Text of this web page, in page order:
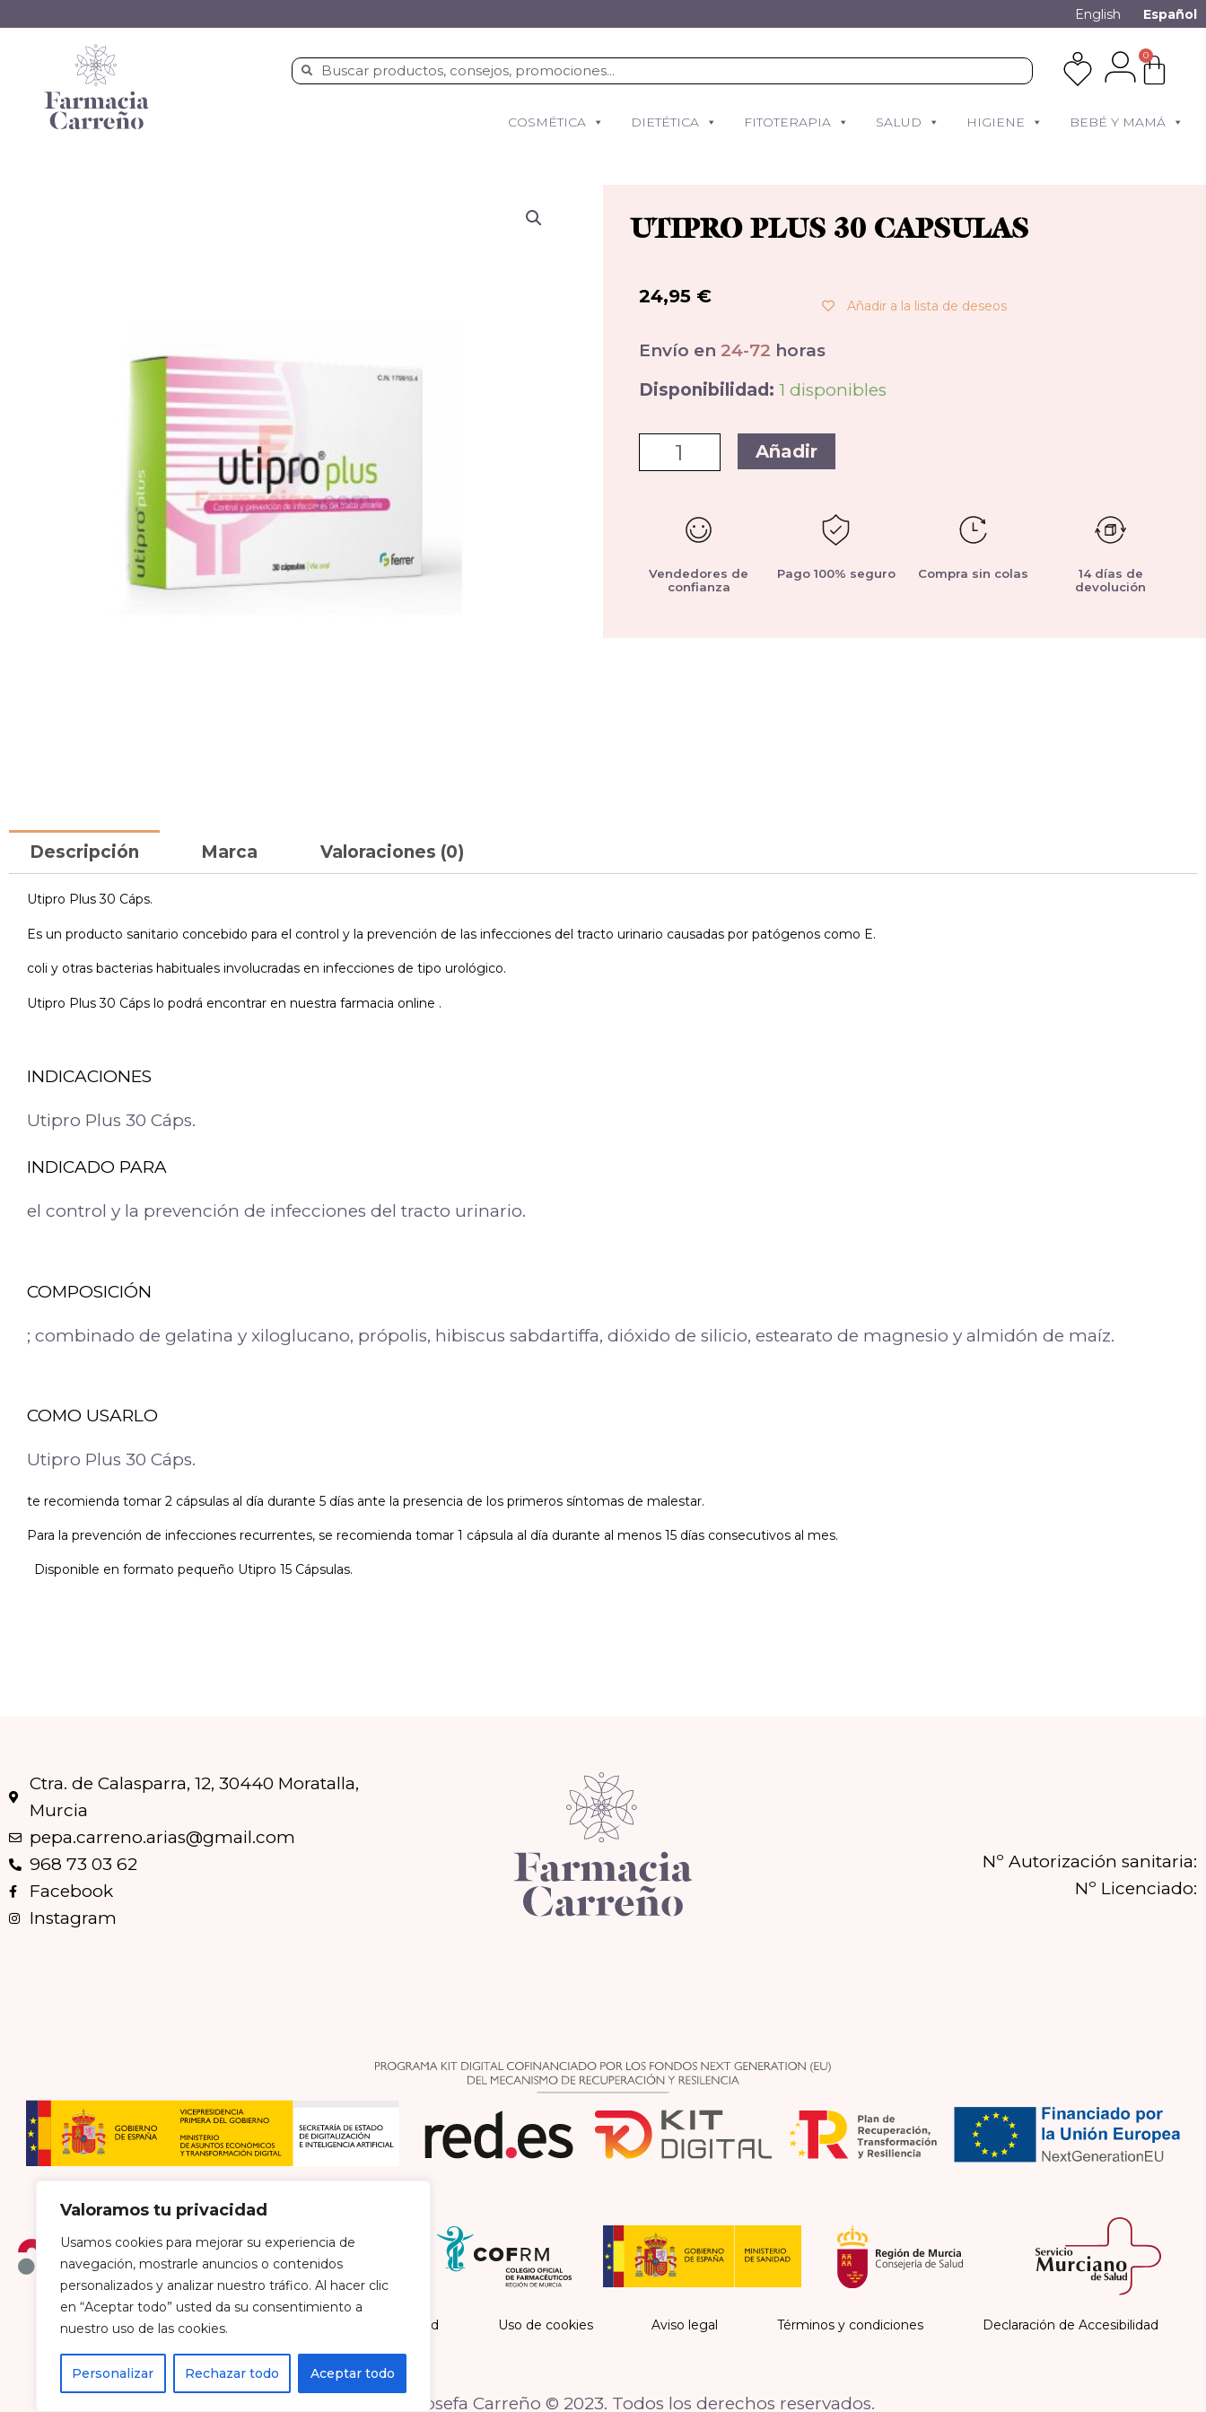
Valoramos tu privacidad
Usamos cookies para mejorar su experiencia de
navegación, mostrarle anuncios o contenidos
personalizados y analizar nuestro tráfico. Al hacer clic
en “Aceptar todo” usted da su consentimiento a
nuestro uso de las cookies.
Personalizar Rechazar todo Aceptar todo
English Español
0
COSMÉTICA DIETÉTICA FITOTERAPIA SALUD HIGIENE BEBÉ Y MAMÁ
UTIPRO PLUS 30 CAPSULAS
24,95 € Añadir a la lista de deseos
Envío en 24-72 horas
Disponibilidad: 1 disponibles
Añadir
Vendedores de
confianza
Pago 100% seguro Compra sin colas
14 días de
devolución
Descripción Marca Valoraciones (0)
Utipro Plus 30 Cáps.
Es un producto sanitario concebido para el control y la prevención de las infecciones del tracto urinario causadas por patógenos como E.
coli y otras bacterias habituales involucradas en infecciones de tipo urológico.
Utipro Plus 30 Cáps lo podrá encontrar en nuestra farmacia online .
INDICACIONES
Utipro Plus 30 Cáps.
INDICADO PARA
el control y la prevención de infecciones del tracto urinario.
COMPOSICIÓN
; combinado de gelatina y xiloglucano, própolis, hibiscus sabdartiffa, dióxido de silicio, estearato de magnesio y almidón de maíz.
COMO USARLO
Utipro Plus 30 Cáps.
te recomienda tomar 2 cápsulas al día durante 5 días ante la presencia de los primeros síntomas de malestar.
Para la prevención de infecciones recurrentes, se recomienda tomar 1 cápsula al día durante al menos 15 días consecutivos al mes.
Disponible en formato pequeño Utipro 15 Cápsulas.
Ctra. de Calasparra, 12, 30440 Moratalla,
Murcia
pepa.carreno.arias@gmail.com
968 73 03 62
Facebook
Instagram
Nº Autorización sanitaria:
Nº Licenciado:
Política de envío y devoluciones Política de privacidad Uso de cookies Aviso legal Términos y condiciones Declaración de Accesibilidad
Farmacia Josefa Carreño © 2023. Todos los derechos reservados.